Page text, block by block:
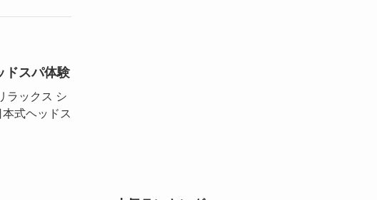
ドスパ体験
ラックス シ
式ヘッドス